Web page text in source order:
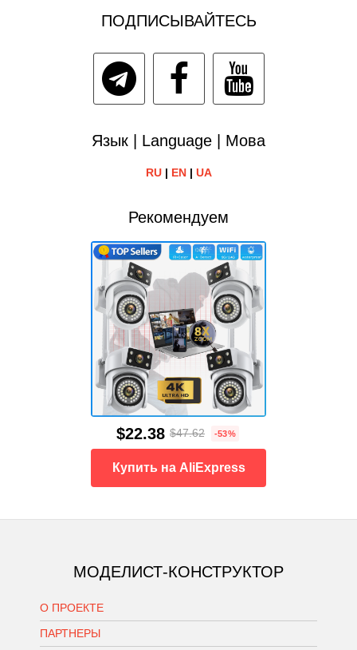
ПОДПИСЫВАЙТЕСЬ
Язык | Language | Мова
RU| EN| UA
Рекомендуем
$22.38 $47.62 -53%
Купить на AliExpress
МОДЕЛИСТ-КОНСТРУКТОР
О ПРОЕКТЕ
ПАРТНЕРЫ